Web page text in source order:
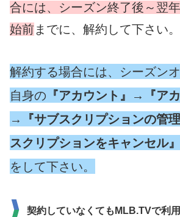
合には、シーズン終了後～翌
始前までに、解約して下さい。
解約する場合には、シーズン
自身の 『アカウント』 →
『ア
→
『サブスクリプションの管理
スクリプションをキャンセル』
をして下さい。
契約していなくてもMLB.TVで利